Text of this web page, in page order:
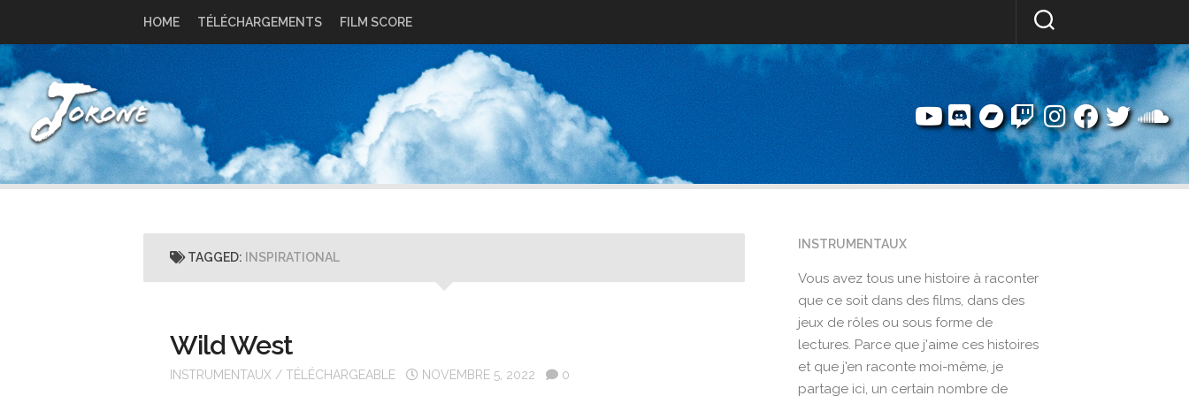
content
HOME TÉLÉCHARGEMENTS FILM SCORE
TAGGED: INSPIRATIONAL
Wild West
INSTRUMENTAUX / TÉLÉCHARGEABLE NOVEMBRE 5, 2022 0
INSTRUMENTAUX
Vous avez tous une histoire à raconter
que ce soit dans des films, dans des
jeux de rôles ou sous forme de
lectures. Parce que j'aime ces histoires
et que j'en raconte moi-même, je
partage ici, un certain nombre de